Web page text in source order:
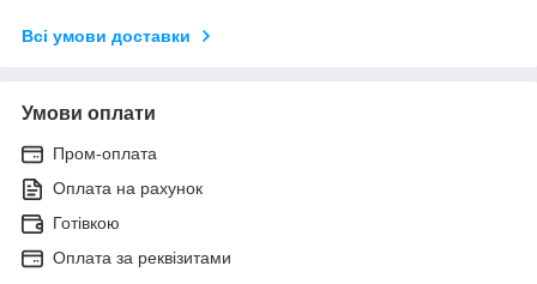
Всі умови доставки
Умови оплати
Пром-оплата
Оплата на рахунок
Готівкою
Оплата за реквізитами